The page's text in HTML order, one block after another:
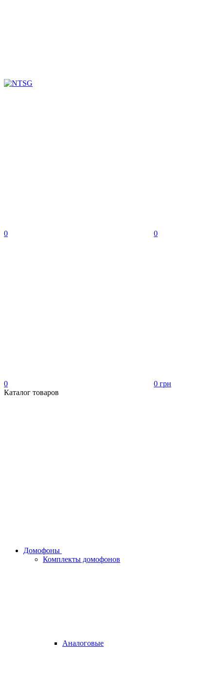
0 0
0
0 грн
Каталог товаров
Домофоны
Комплекты домофонов
Аналоговые